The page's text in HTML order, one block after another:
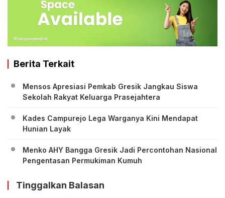
Berita Terkait
Mensos Apresiasi Pemkab Gresik Jangkau Siswa
Sekolah Rakyat Keluarga Prasejahtera
Kades Campurejo Lega Warganya Kini Mendapat
Hunian Layak
Menko AHY Bangga Gresik Jadi Percontohan Nasional
Pengentasan Permukiman Kumuh
Tinggalkan Balasan